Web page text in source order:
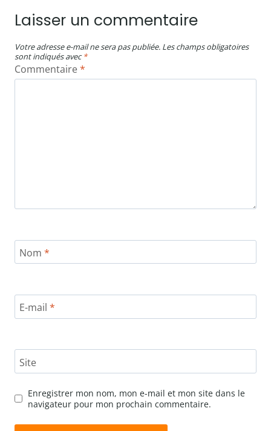
Laisser un commentaire
Votre adresse e-mail ne sera pas publiée. Les champs obligatoires
sont indiqués avec*
Commentaire*
Nom *
E-mail *
Site
Enregistrer mon nom, mon e-mail et mon site dans le
navigateur pour mon prochain commentaire.